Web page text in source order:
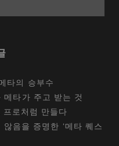
타의 승부수
타가 주고 받는 것
로처럼 만들다
음을 증명한 ‘메타 퀘스